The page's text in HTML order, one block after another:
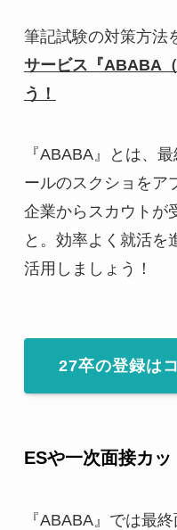
筆記試験の対策方法
サービス『ABABA
う！
『ABABA』とは、
ールのスクショをア
企業からスカウトが
と。効率よく就活を
活用しましょう！
27卒の登録は
ESや一次面接カ
『ABABA』では最